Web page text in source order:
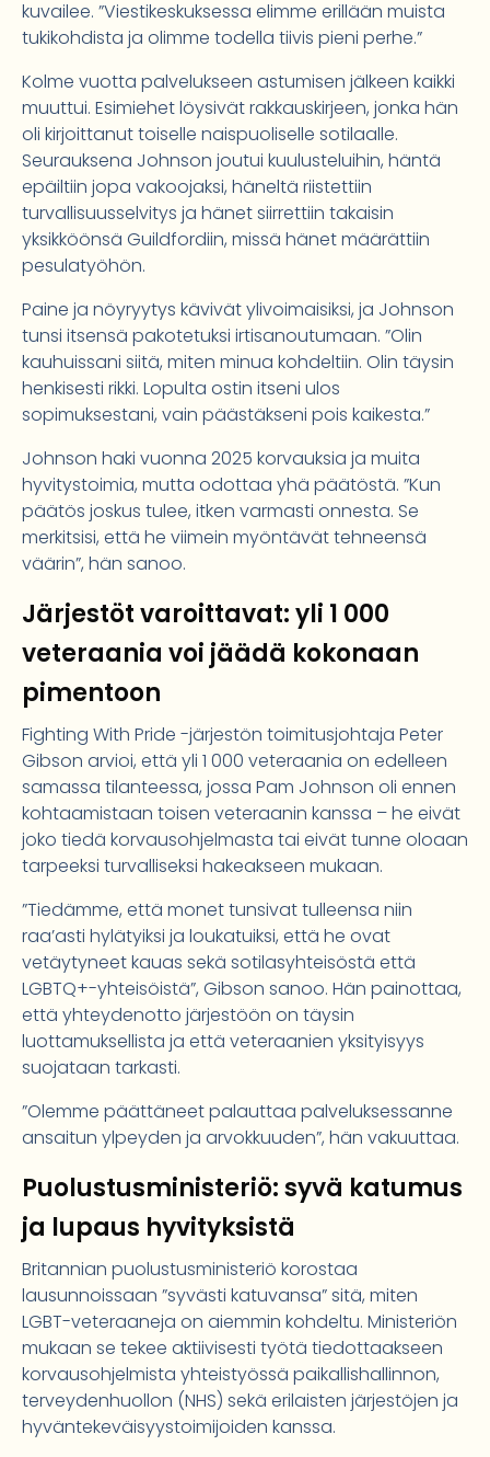
kuvailee. ”Viestikeskuksessa elimme erillään muista
tukikohdista ja olimme todella tiivis pieni perhe.”
Kolme vuotta palvelukseen astumisen jälkeen kaikki
muuttui. Esimiehet löysivät rakkauskirjeen, jonka hän
oli kirjoittanut toiselle naispuoliselle sotilaalle.
Seurauksena Johnson joutui kuulusteluihin, häntä
epäiltiin jopa vakoojaksi, häneltä riistettiin
turvallisuusselvitys ja hänet siirrettiin takaisin
yksikköönsä Guildfordiin, missä hänet määrättiin
pesulatyöhön.
Paine ja nöyryytys kävivät ylivoimaisiksi, ja Johnson
tunsi itsensä pakotetuksi irtisanoutumaan. ”Olin
kauhuissani siitä, miten minua kohdeltiin. Olin täysin
henkisesti rikki. Lopulta ostin itseni ulos
sopimuksestani, vain päästäkseni pois kaikesta.”
Johnson haki vuonna 2025 korvauksia ja muita
hyvitystoimia, mutta odottaa yhä päätöstä. ”Kun
päätös joskus tulee, itken varmasti onnesta. Se
merkitsisi, että he viimein myöntävät tehneensä
väärin”, hän sanoo.
Järjestöt varoittavat: yli 1 000
veteraania voi jäädä kokonaan
pimentoon
Fighting With Pride -järjestön toimitusjohtaja Peter
Gibson arvioi, että yli 1 000 veteraania on edelleen
samassa tilanteessa, jossa Pam Johnson oli ennen
kohtaamistaan toisen veteraanin kanssa – he eivät
joko tiedä korvausohjelmasta tai eivät tunne oloaan
tarpeeksi turvalliseksi hakeakseen mukaan.
”Tiedämme, että monet tunsivat tulleensa niin
raa’asti hylätyiksi ja loukatuiksi, että he ovat
vetäytyneet kauas sekä sotilasyhteisöstä että
LGBTQ+-yhteisöistä”, Gibson sanoo. Hän painottaa,
että yhteydenotto järjestöön on täysin
luottamuksellista ja että veteraanien yksityisyys
suojataan tarkasti.
”Olemme päättäneet palauttaa palveluksessanne
ansaitun ylpeyden ja arvokkuuden”, hän vakuuttaa.
Puolustusministeriö: syvä katumus
ja lupaus hyvityksistä
Britannian puolustusministeriö korostaa
lausunnoissaan ”syvästi katuvansa” sitä, miten
LGBT-veteraaneja on aiemmin kohdeltu. Ministeriön
mukaan se tekee aktiivisesti työtä tiedottaakseen
korvausohjelmista yhteistyössä paikallishallinnon,
terveydenhuollon (NHS) sekä erilaisten järjestöjen ja
hyväntekeväisyystoimijoiden kanssa.